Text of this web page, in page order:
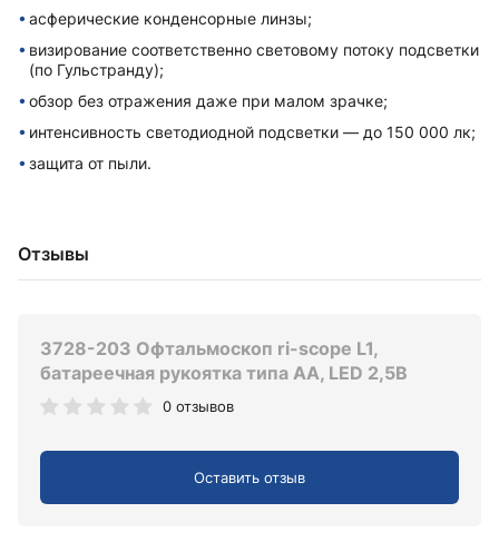
асферические конденсорные линзы;
визирование соответственно световому потоку подсветки
(по Гульстранду);
обзор без отражения даже при малом зрачке;
интенсивность светодиодной подсветки — до 150 000 лк;
защита от пыли.
Отзывы
3728-203 Офтальмоскоп ri-scope L1,
батареечная рукоятка типа AA, LED 2,5В
0 отзывов
Оставить отзыв